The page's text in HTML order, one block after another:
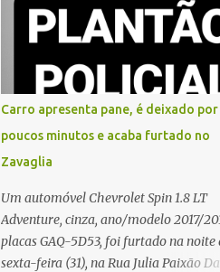
entregador teria acionado o interfone
forma equivocada e, em seguida,
atenção de moradores e de pessoas que
estavam nas proximidades. Ainda
o registro policial, a vítima relatou que,
receber a entrega, voltou a ser
palavras de baixo calão e insultos. Ela
que se sentiu ameaçada, coagida e
humilhada com a situação. Fonte: São
Carlos Agora
Carro apresenta pane, é deixado por
poucos minutos e acaba furtado no
Zavaglia
Um automóvel Chevrolet Spin 1.8 LT
Adventure, cinza, ano/modelo 2017/
placas GAQ-5D53, foi furtado na noite
sexta-feira (31), na Rua Julia Paixão